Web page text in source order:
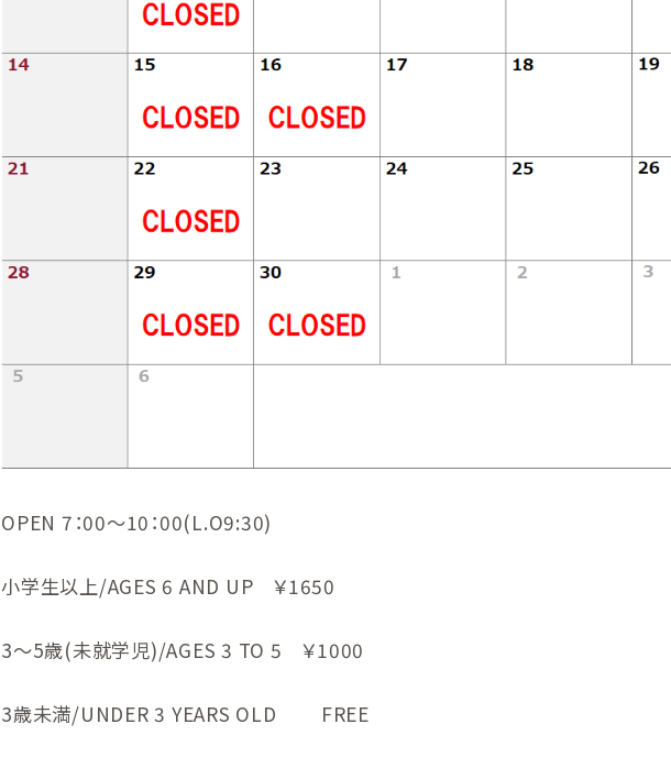
OPEN 7：00～10：00(L.O9:30)
小学生以上/AGES 6 AND UP ￥1650
3～5歳(未就学児)/AGES 3 TO 5 ￥1000
3歳未満/UNDER 3 YEARS OLD FREE